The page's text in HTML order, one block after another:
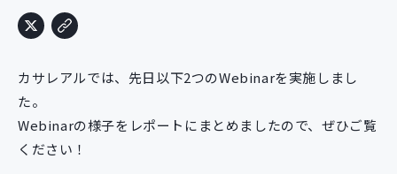
研修サービス
カスタマイズコース
新規開発サービス
カサレアルでは、先日以下2つのWebinarを実施しまし
た。
Webinarの様子をレポートにまとめましたので、ぜひご覧
ください！